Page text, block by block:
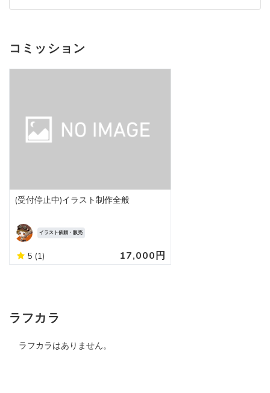
コミッション
(受付停止中)イラスト制作全般
イラスト依頼・販売
5 (1) 17,000円
ラフカラ
ラフカラはありません。